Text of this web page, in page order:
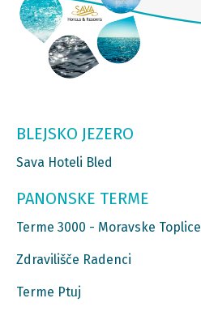
BLEJSKO JEZERO
Sava Hoteli Bled
PANONSKE TERME
Terme 3000 - Moravske Toplice
Zdravilišče Radenci
Terme Ptuj